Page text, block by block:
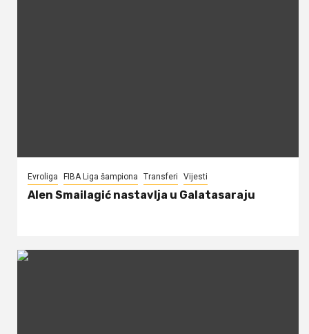
Evroliga FIBA Liga šampiona Transferi Vijesti
Alen Smailagić nastavlja u Galatasaraju